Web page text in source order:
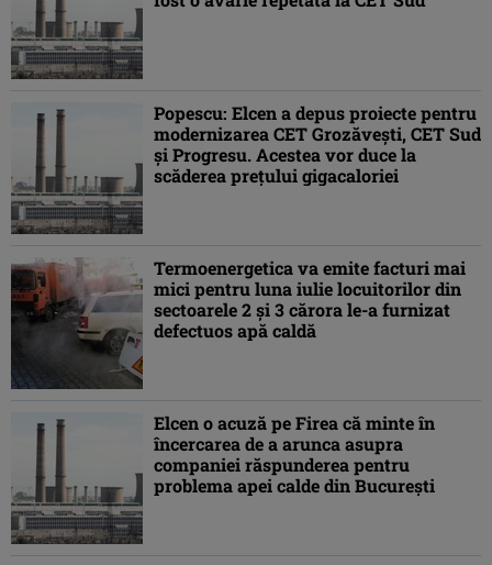
Popescu: Elcen a depus proiecte pentru
modernizarea CET Grozăvești, CET Sud
şi Progresu. Acestea vor duce la
scăderea preţului gigacaloriei
Termoenergetica va emite facturi mai
mici pentru luna iulie locuitorilor din
sectoarele 2 și 3 cărora le-a furnizat
defectuos apă caldă
Elcen o acuză pe Firea că minte în
încercarea de a arunca asupra
companiei răspunderea pentru
problema apei calde din București